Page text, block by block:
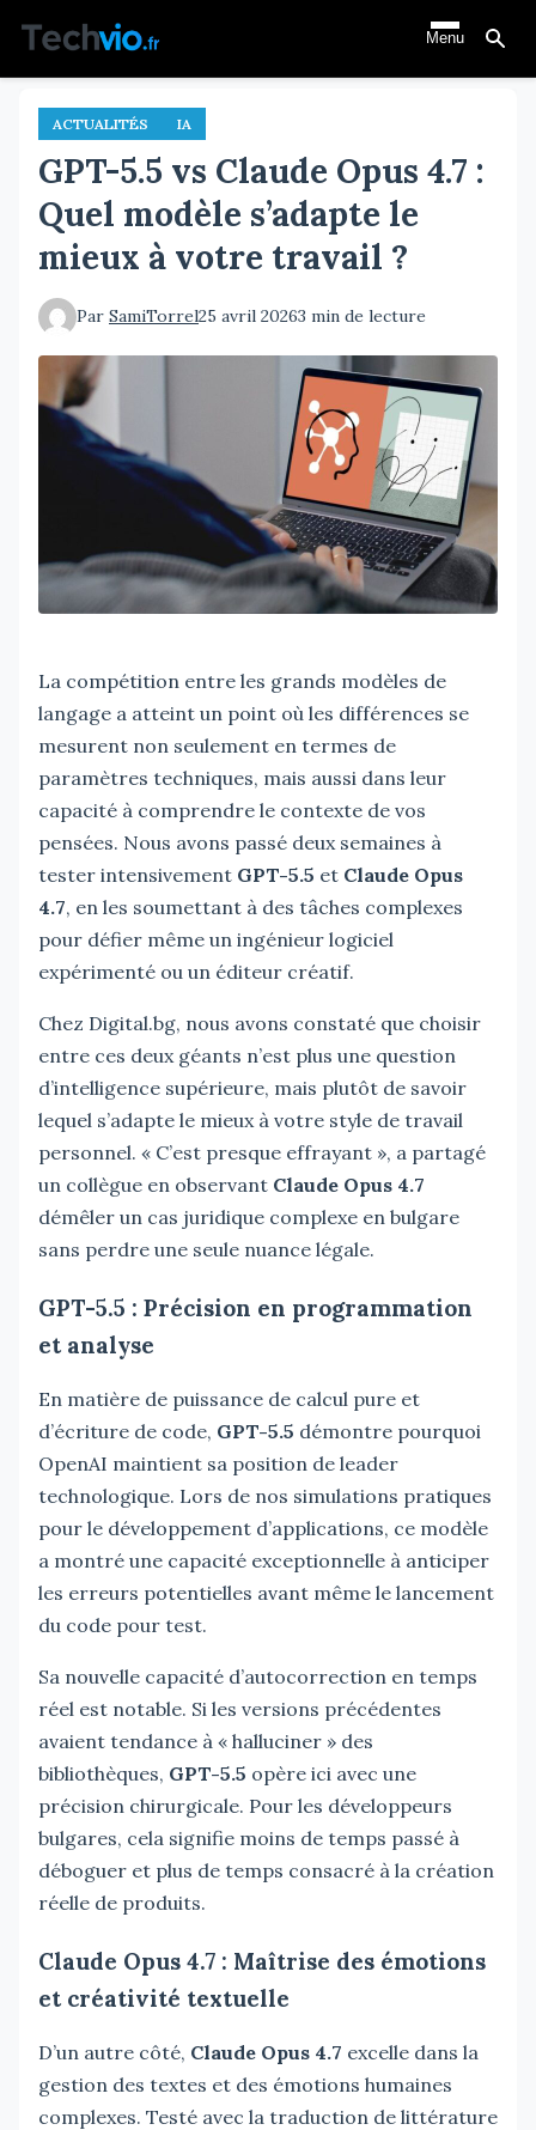
contenu
principal
Menu
ACTUALITÉS IA
GPT-5.5 vs Claude Opus 4.7 :
Quel modèle s’adapte le
mieux à votre travail ?
Par SamiTorrel25 avril 20263 min de lecture
La compétition entre les grands modèles de
langage a atteint un point où les différences se
mesurent non seulement en termes de
paramètres techniques, mais aussi dans leur
capacité à comprendre le contexte de vos
pensées. Nous avons passé deux semaines à
tester intensivement GPT-5.5 et Claude Opus
4.7, en les soumettant à des tâches complexes
pour défier même un ingénieur logiciel
expérimenté ou un éditeur créatif.
Chez Digital.bg, nous avons constaté que choisir
entre ces deux géants n’est plus une question
d’intelligence supérieure, mais plutôt de savoir
lequel s’adapte le mieux à votre style de travail
personnel. « C’est presque effrayant », a partagé
un collègue en observant Claude Opus 4.7
démêler un cas juridique complexe en bulgare
sans perdre une seule nuance légale.
GPT-5.5 : Précision en programmation
et analyse
En matière de puissance de calcul pure et
d’écriture de code, GPT-5.5 démontre pourquoi
OpenAI maintient sa position de leader
technologique. Lors de nos simulations pratiques
pour le développement d’applications, ce modèle
a montré une capacité exceptionnelle à anticiper
les erreurs potentielles avant même le lancement
du code pour test.
Sa nouvelle capacité d’autocorrection en temps
réel est notable. Si les versions précédentes
avaient tendance à « halluciner » des
bibliothèques, GPT-5.5 opère ici avec une
précision chirurgicale. Pour les développeurs
bulgares, cela signifie moins de temps passé à
déboguer et plus de temps consacré à la création
réelle de produits.
Claude Opus 4.7 : Maîtrise des émotions
et créativité textuelle
D’un autre côté, Claude Opus 4.7 excelle dans la
gestion des textes et des émotions humaines
complexes. Testé avec la traduction de littérature